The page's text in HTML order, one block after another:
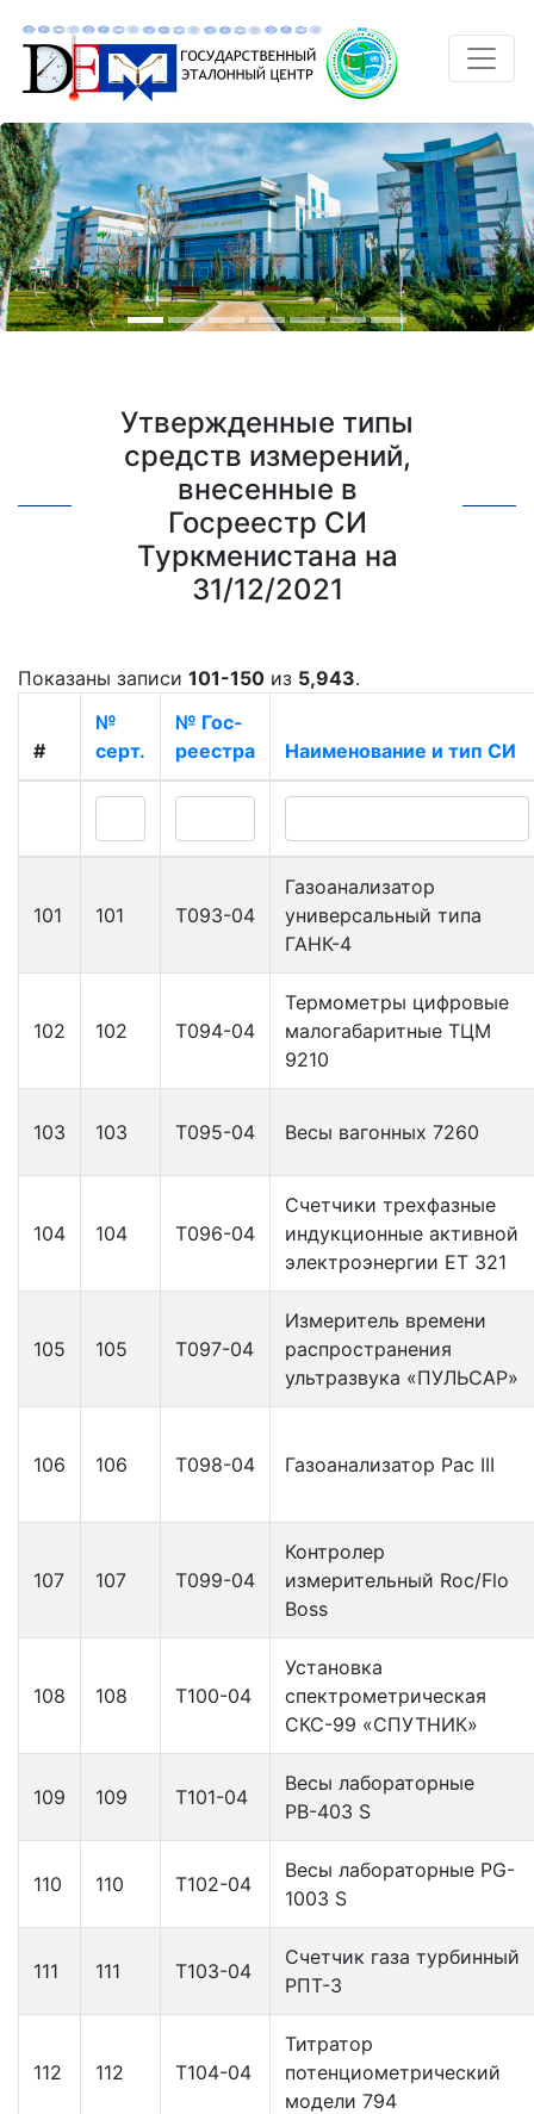
Утвержденные типы
средств измерений,
внесенные в
Госреестр СИ
Туркменистана на
31/12/2021
Показаны записи 101-150 из 5,943.
#
№
серт.
№ Гос-
реестра
Наименование и тип СИ
101 101 Т093-04
Газоанализатор
универсальный типа
ГАНК-4
102 102 Т094-04
Термометры цифровые
малогабаритные ТЦМ
9210
103 103 Т095-04 Весы вагонных 7260
104 104 Т096-04
Счетчики трехфазные
индукционные активной
электроэнергии ЕТ 321
105 105 Т097-04
Измеритель времени
распространения
ультразвука «ПУЛЬСАР»
106 106 Т098-04 Газоанализатор Рас III
107 107 Т099-04
Контролер
измерительный Roc/Flo
Boss
108 108 Т100-04
Установка
спектрометрическая
СКС-99 «СПУТНИК»
109 109 Т101-04
Весы лабораторные
РВ-403 S
110 110 Т102-04
Весы лабораторные РG-
1003 S
111 111 Т103-04
Счетчик газа турбинный
РПТ-3
112 112 Т104-04
Титратор
потенциометрический
модели 794